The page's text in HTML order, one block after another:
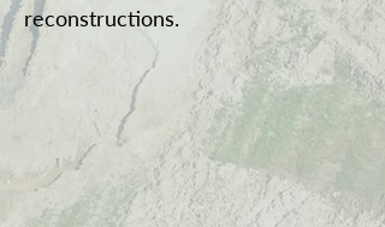
reconstructions.